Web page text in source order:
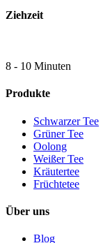
Ziehzeit
8 - 10 Minuten
Produkte
Schwarzer Tee
Grüner Tee
Oolong
Weißer Tee
Kräutertee
Früchtetee
Über uns
Blog